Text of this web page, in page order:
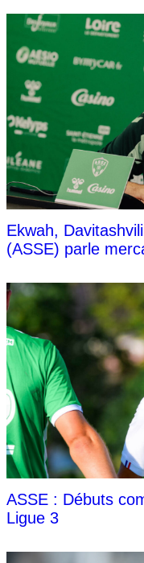
Ekwah,
(ASSE) parle
ASSE : Débuts
Ligue 3